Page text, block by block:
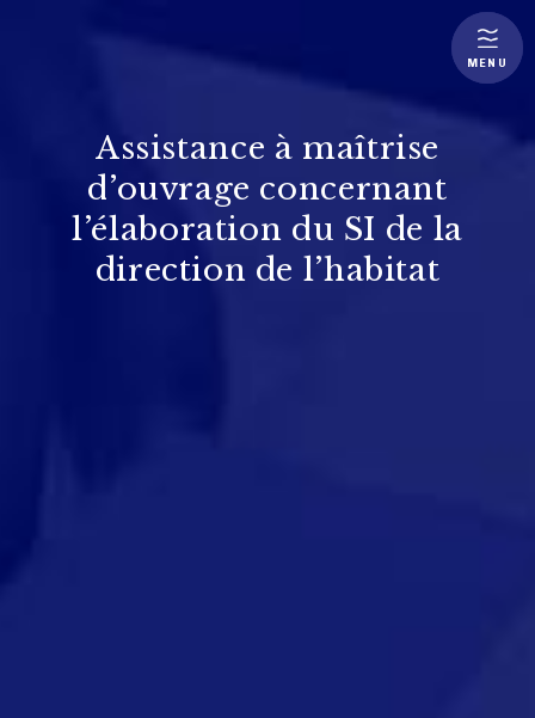
Assistance à maîtrise
d’ouvrage concernant
l’élaboration du SI de la
direction de l’habitat
MENU